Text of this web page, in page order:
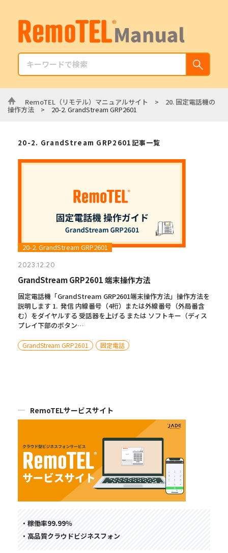
RemoTEL（リモテル）マニュアルサイト > 20. 固定電話機の
操作方法 > 20-2. GrandStream GRP2601
20-2. GrandStream GRP2601記事一覧
20-2. GrandStream GRP2601
2023.12.20
GrandStream GRP2601 端末操作方法
固定電話機「GrandStream GRP2601端末操作方法」操作方法を
説明します 1. 発信 内線番号（4桁）または外線番号（外局番含
む）をダイヤルする 受話器を上げる または ソフトキー（ディス
プレイ下部のボタン…
GrandStream GRP2601 固定電話
RemoTELサービスサイト
・稼働率99.99％
・高品質クラウドビジネスフォン